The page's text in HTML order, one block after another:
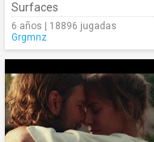
Surfaces
6 años | 18896 jugadas
Grgmnz